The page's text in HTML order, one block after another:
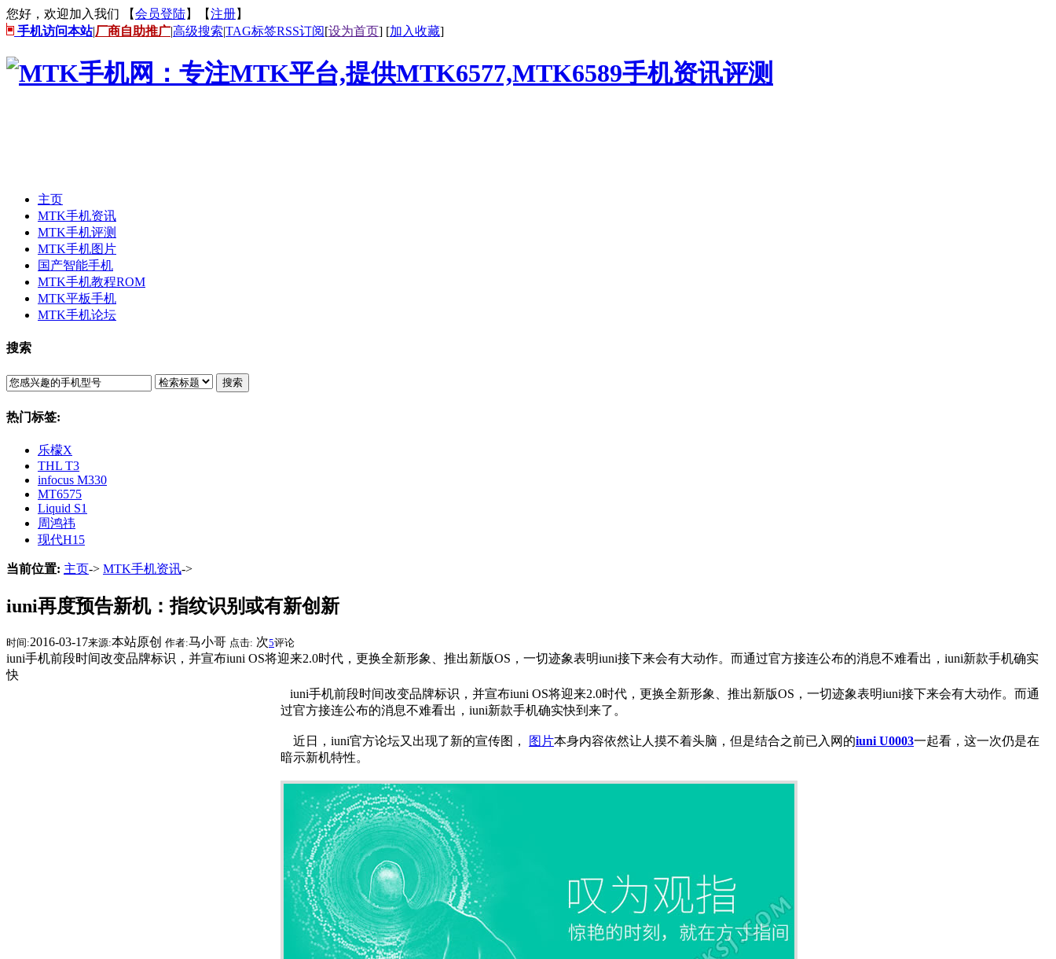
您好，欢迎加入我们 【会员登陆】【注册】
手机访问本站|厂商自助推广|高级搜索|TAG标签RSS订阅[设为首页] [加入收藏]
主页
MTK手机资讯
MTK手机评测
MTK手机图片
国产智能手机
MTK手机教程ROM
MTK平板手机
MTK手机论坛
搜索
搜索
热门标签:
乐檬X
THL T3
infocus M330
MT6575
Liquid S1
周鸿祎
现代H15
当前位置: 主页-> MTK手机资讯->
iuni再度预告新机：指纹识别或有新创新
时间:2016-03-17来源:本站原创 作者:马小哥 点击: 次5评论
iuni手机前段时间改变品牌标识，并宣布iuni OS将迎来2.0时代，更换全新形象、推出新版OS，一切迹象表明iuni接下来会有大动作。而通过官方接连公布的消息不难看出，iuni新款手机确实
快
iuni手机前段时间改变品牌标识，并宣布iuni OS将迎来2.0时代，更换全新形象、推出新版OS，一切迹象表明iuni接下来会有大动作。而通
过官方接连公布的消息不难看出，iuni新款手机确实快到来了。
近日，iuni官方论坛又出现了新的宣传图， 图片本身内容依然让人摸不着头脑，但是结合之前已入网的iuni U0003一起看，这一次仍是在
暗示新机特性。